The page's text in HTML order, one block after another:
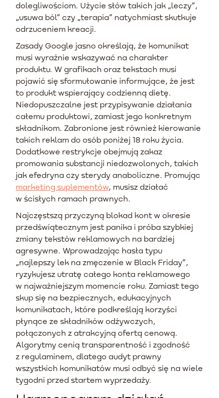
dolegliwościom. Użycie słów takich jak „leczy”,
„usuwa ból” czy „terapia” natychmiast skutkuje
odrzuceniem kreacji.
Zasady Google jasno określają, że komunikat
musi wyraźnie wskazywać na charakter
produktu. W grafikach oraz tekstach musi
pojawić się sformułowanie informujące, że jest
to produkt wspierający codzienną dietę.
Niedopuszczalne jest przypisywanie działania
całemu produktowi, zamiast jego konkretnym
składnikom. Zabronione jest również kierowanie
takich reklam do osób poniżej 18 roku życia.
Dodatkowe restrykcje obejmują zakaz
promowania substancji niedozwolonych, takich
jak efedryna czy sterydy anaboliczne. Promując
marketing suplementów, musisz działać
w ścisłych ramach prawnych.
Najczęstszą przyczyną blokad kont w okresie
przedświątecznym jest panika i próba szybkiej
zmiany tekstów reklamowych na bardziej
agresywne. Wprowadzając hasła typu
„najlepszy lek na zmęczenie w Black Friday”,
ryzykujesz utratę całego konta reklamowego
w najważniejszym momencie roku. Zamiast tego
skup się na bezpiecznych, edukacyjnych
komunikatach, które podkreślają korzyści
płynące ze składników odżywczych,
połączonych z atrakcyjną ofertą cenową.
Algorytmy cenią transparentność i zgodność
z regulaminem, dlatego audyt prawny
wszystkich komunikatów musi odbyć się na wiele
tygodni przed startem wyprzedaży.